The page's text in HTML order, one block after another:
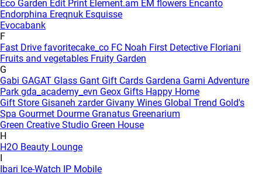
Eco Garden Edit Print Element.am EM flowers Encanto
Endorphina Ereqnuk Esquisse
Evocabank
F
Fast Drive favoritecake_co FC Noah First Detective Floriani
Fruits and vegetables Fruity Garden
G
Gabi GAGAT Glass Gant Gift Cards Gardena Garni Adventure
Park gda_academy_evn Geox Gifts Happy Home
Gift Store Gisaneh zarder Givany Wines Global Trend Gold's
Spa Gourmet Dourme Granatus Greenarium
Green Creative Studio Green House
H
H2O Beauty Lounge
I
Ibari Ice-Watch IP Mobile